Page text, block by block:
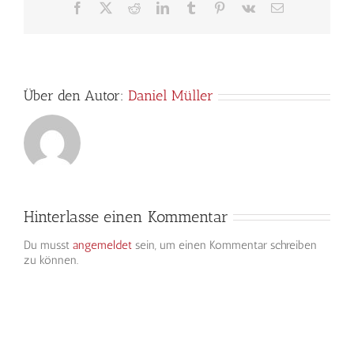
Facebook RedditLinkedInTumblr Pinterest
Vk
E-
Über den Autor: Daniel Müller
Hinterlasse einen Kommentar
Du musst angemeldet sein, um einen Kommentar schreiben
zu können.